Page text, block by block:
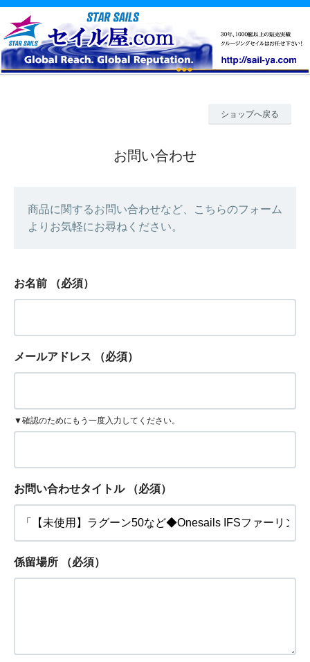
ショップへ戻る
お問い合わせ
商品に関するお問い合わせなど、こちらのフォーム
よりお気軽にお尋ねください。
お名前 （必須）
メールアドレス （必須）
▼確認のためにもう一度入力してください。
お問い合わせタイトル （必須）
係留場所 （必須）